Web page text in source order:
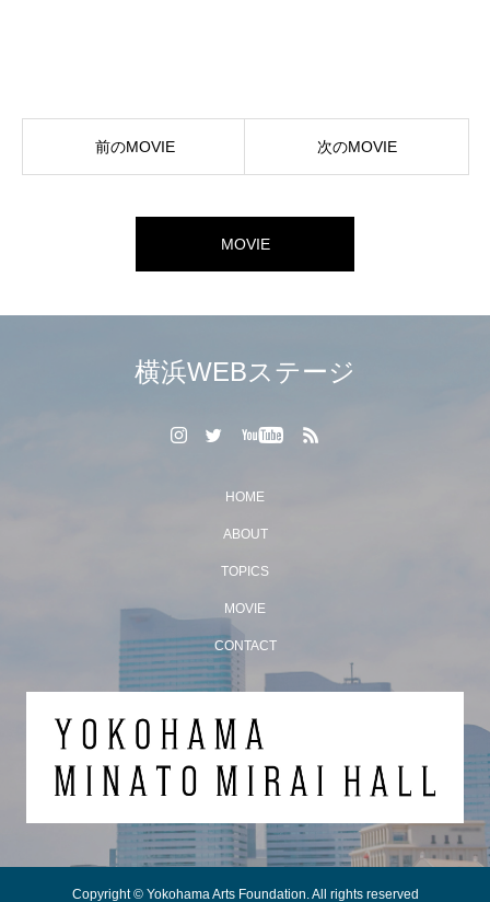
前のMOVIE 次のMOVIE
MOVIE
横浜WEBステージ
HOME
ABOUT
TOPICS
MOVIE
CONTACT
Copyright © Yokohama Arts Foundation. All rights reserved